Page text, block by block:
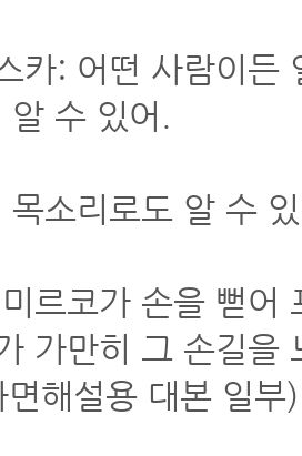
카: 어떤 사람이든
알 수 있어.
목소리로도 알 수
르코가 손을 뻗어
가만히 그 손길을
면해설용 대본 일부)